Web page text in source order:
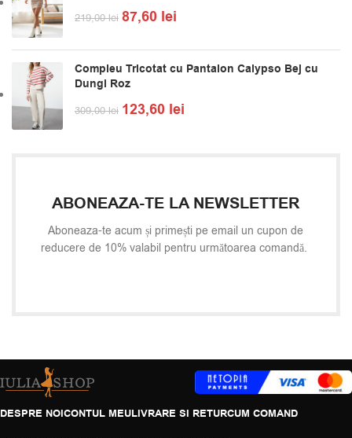
219,00lei 87,60 lei
Compleu Tricotat cu Pantalon Calypso Bej cu
Dungi Roz
309,00lei 123,60 lei
ABONEAZA-TE LA NEWSLETTER
Aboneaza-te acum și primești pe email un cupon de
reducere de 10% valabil pentru următoarea comandă.
DESPRE NOICONTUL MEULIVRARE SI RETURCUM COMAND